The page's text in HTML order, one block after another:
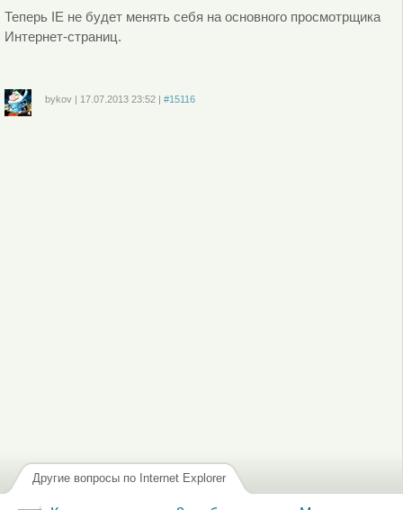
Теперь IE не будет менять себя на основного просмотрщика
Интернет-страниц.
bykov| 17.07.2013 23:52| #15116
Другие вопросы по Internet Explorer